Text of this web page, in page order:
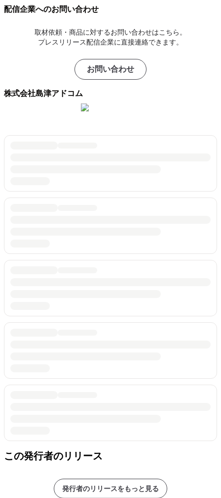
配信企業へのお問い合わせ
取材依頼・商品に対するお問い合わせはこちら。
プレスリリース配信企業に直接連絡できます。
お問い合わせ
株式会社島津アドコム
この発行者のリリース
発行者のリリースをもっと見る